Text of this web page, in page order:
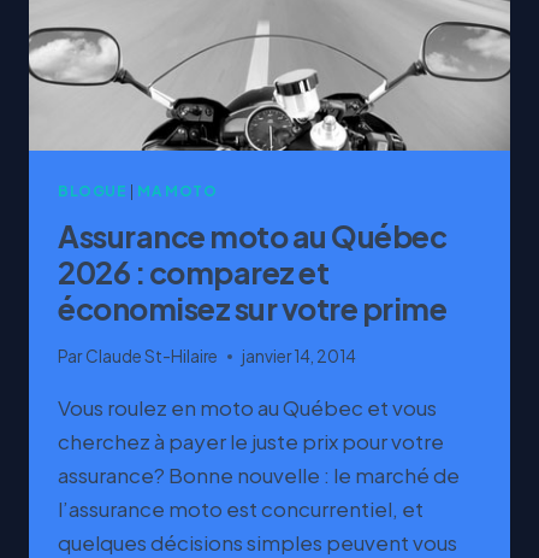
BLOGUE | MA MOTO
Assurance moto au Québec
2026 : comparez et
économisez sur votre prime
Par Claude St-Hilaire janvier 14, 2014
Vous roulez en moto au Québec et vous
cherchez à payer le juste prix pour votre
assurance? Bonne nouvelle : le marché de
l’assurance moto est concurrentiel, et
quelques décisions simples peuvent vous